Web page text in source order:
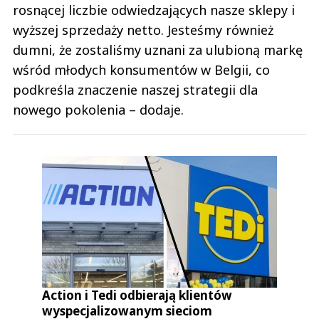
rosnącej liczbie odwiedzających nasze sklepy i
wyższej sprzedaży netto. Jesteśmy również
dumni, że zostaliśmy uznani za ulubioną markę
wśród młodych konsumentów w Belgii, co
podkreśla znaczenie naszej strategii dla
nowego pokolenia – dodaje.
Action i Tedi odbierają klientów
wyspecjalizowanym sieciom